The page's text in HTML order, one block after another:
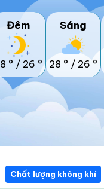
Đêm
° / 26 °
Sáng
28 ° / 26 °
Chất lượng không khí